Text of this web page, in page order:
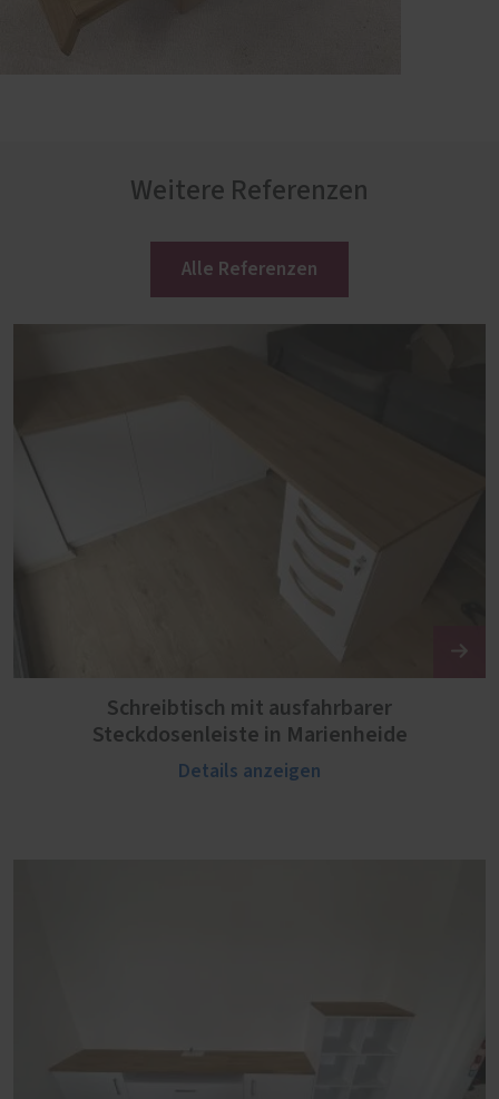
Weitere Referenzen
Alle Referenzen
Schreibtisch mit ausfahrbarer
Steckdosenleiste in Marienheide
Details anzeigen